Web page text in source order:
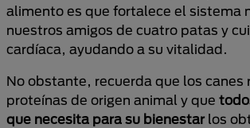
alimento es que fortalece el sistema
nuestros amigos de cuatro patas y
cardíaca, ayudando a su vitalidad.
No obstante, recuerda que los canes
proteínas de origen animal y que
que necesita para su bienestarlos